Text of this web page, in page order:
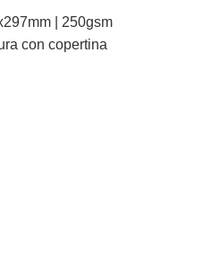
| 250gsm
con copertina